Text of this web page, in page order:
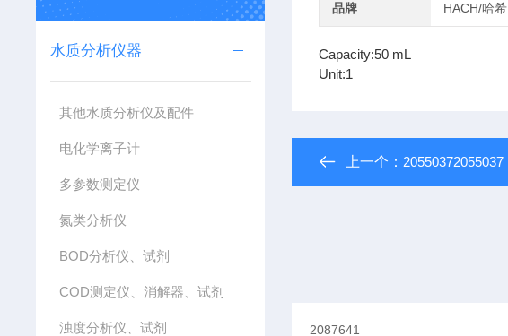
水质分析仪器
其他水质分析仪及配件
电化学离子计
多参数测定仪
氮类分析仪
BOD分析仪、试剂
COD测定仪、消解器、试剂
浊度分析仪、试剂
品牌 HACH/哈希
Capacity:50 mL
Unit:1
上一个： 20550372055037